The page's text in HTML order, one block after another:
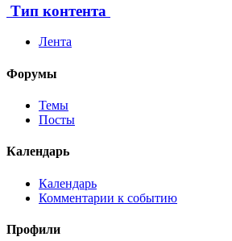
Тип контента
Лента
Форумы
Темы
Посты
Календарь
Календарь
Комментарии к событию
Профили